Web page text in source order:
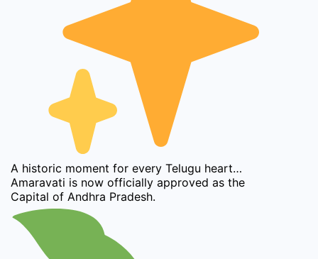
A historic moment for every Telugu heart…
Amaravati is now officially approved as the
Capital of Andhra Pradesh.